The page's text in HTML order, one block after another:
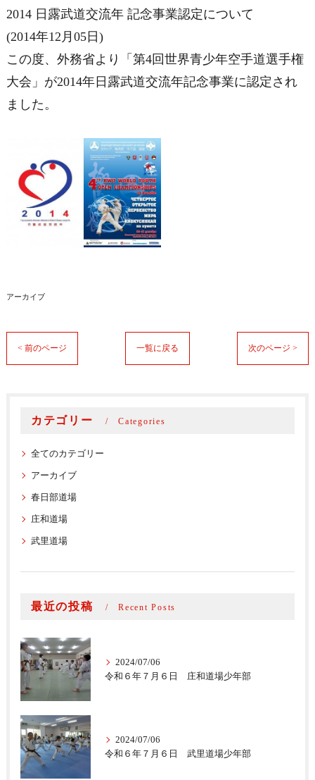
2014 日露武道交流年 記念事業認定について
(2014年12月05日)
この度、外務省より「第4回世界青少年空手道選手権
大会」が2014年日露武道交流年記念事業に認定され
ました。
アーカイブ
< 前のページ 一覧に戻る 次のページ >
カテゴリー Categories
全てのカテゴリー
アーカイブ
春日部道場
庄和道場
武里道場
最近の投稿 Recent Posts
2024/07/06
令和６年７月６日 庄和道場少年部
2024/07/06
令和６年７月６日 武里道場少年部